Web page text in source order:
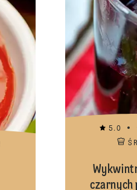
5.0
czarnych